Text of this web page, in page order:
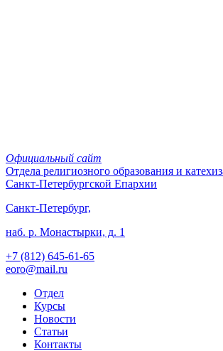
Официальный сайт
Отдела религиозного образования и
Санкт-Петербургской Епархии
Санкт-Петербург,
наб. р. Монастырки, д. 1
+7 (812) 645-61-65
eoro@mail.ru
Отдел
Курсы
Новости
Статьи
Контакты